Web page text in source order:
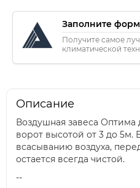
Заполните
Получите самое
климатической
Описание
Воздушная завеса
ворот высотой от 3 до 5м.
всасыванию воздуха,
остается всегда чистой.
--